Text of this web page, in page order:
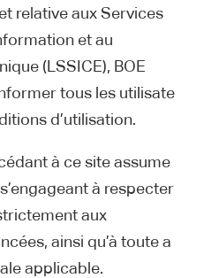
relative aux Services
et au
(LSSICE), BOE
tous les utilisate
d’utilisation.
à ce site assume
à respecter
aux
ainsi qu’à toute a
applicable.